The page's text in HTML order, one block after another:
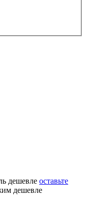
дешевле оставьте
дешевле